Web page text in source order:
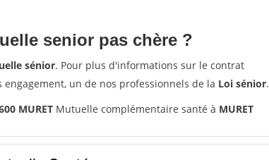
senior pas chère ?
sénior. Pour plus d'informations sur le contrat
engagement, un de nos professionnels de la Loi sénior.
MURET Mutuelle complémentaire santé à MURET